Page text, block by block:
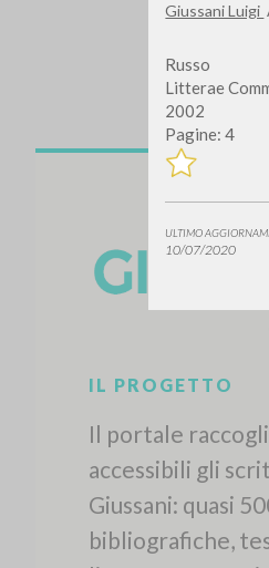
Giussani Luigi
Russo
Litterae
2002
Pagine: 4
ULTIMO
10/07/2020